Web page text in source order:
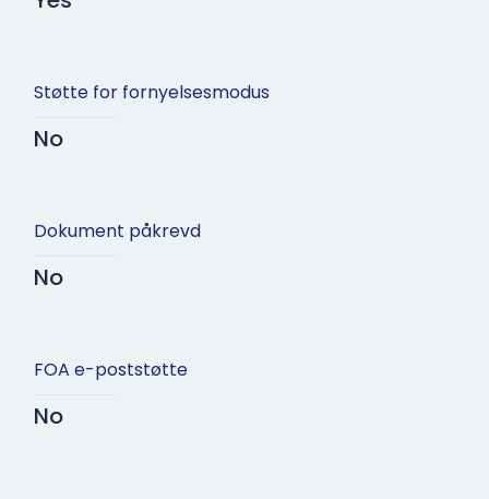
Støtte for fornyelsesmodus
No
Dokument påkrevd
No
FOA e-poststøtte
No